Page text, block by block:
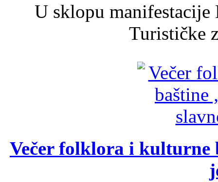
U sklopu
Turističke
Večer folklora i kulturne